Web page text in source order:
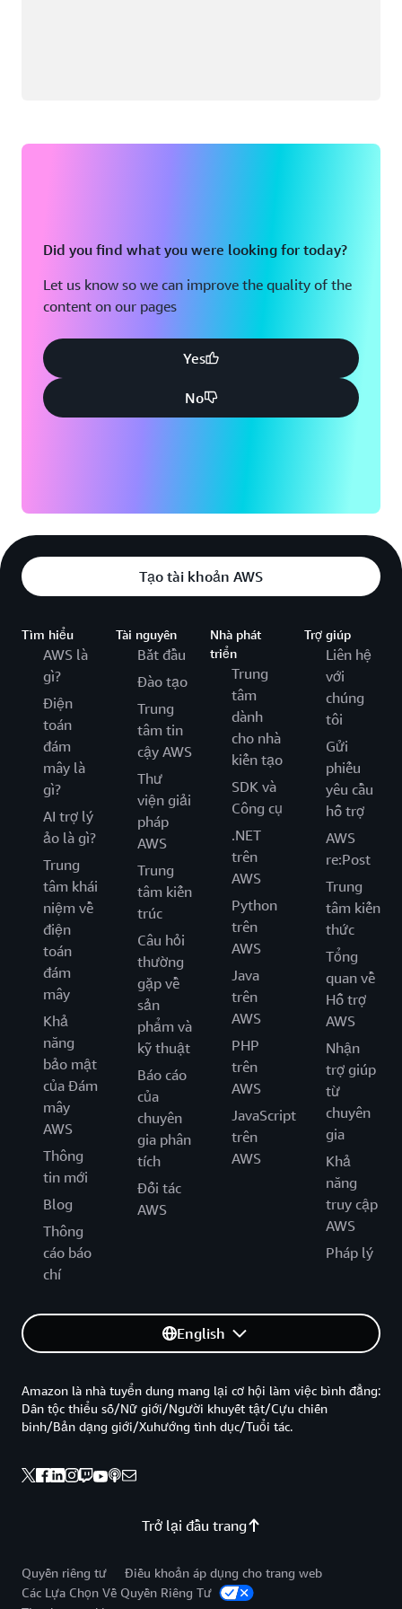
Did you find what you were looking for today?
Let us know so we can improve the quality of the
content on our pages
Yes
No
Tạo tài khoản AWS
Tìm hiểu
AWS là
gì?
Điện
toán
đám
mây là
gì?
AI trợ lý
ảo là gì?
Trung
tâm khái
niệm về
điện
toán
đám
mây
Khả
năng
bảo mật
của Đám
mây
AWS
Thông
tin mới
Blog
Thông
cáo báo
chí
Tài nguyên
Bắt đầu
Đào tạo
Trung
tâm tin
cậy AWS
Thư
viện giải
pháp
AWS
Trung
tâm kiến
trúc
Câu hỏi
thường
gặp về
sản
phẩm và
kỹ thuật
Báo cáo
của
chuyên
gia phân
tích
Đối tác
AWS
Nhà phát
triển
Trung
tâm
dành
cho nhà
kiến tạo
SDK và
Công cụ
.NET
trên
AWS
Python
trên
AWS
Java
trên
AWS
PHP
trên
AWS
JavaScript
trên
AWS
Trợ giúp
Liên hệ
với
chúng
tôi
Gửi
phiếu
yêu cầu
hỗ trợ
AWS
re:Post
Trung
tâm kiến
thức
Tổng
quan về
Hỗ trợ
AWS
Nhận
trợ giúp
từ
chuyên
gia
Khả
năng
truy cập
AWS
Pháp lý
English
Trở lại đầu trang
Amazon là nhà tuyển dung mang lại cơ hội làm việc bình đẳng:
Dân tộc thiểu số/Nữ giới/Người khuyết tật/Cựu chiến
binh/Bản dạng giới/Xuhướng tình dục/Tuổi tác.
Quyền riêng tư
Điều khoản áp dụng cho trang web
Các Lựa Chọn Về Quyền Riêng Tư